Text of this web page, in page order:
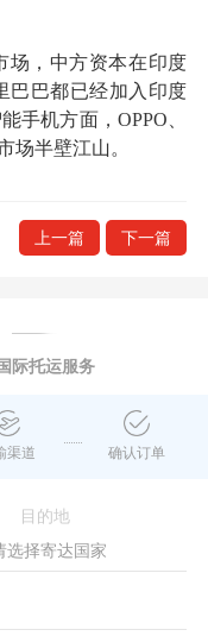
场，中方资本在印度
巴巴都已经加入印度
手机方面，OPPO、
场半壁江山。
上一篇 下一篇
际托运服务
渠道 确认订单
目的地